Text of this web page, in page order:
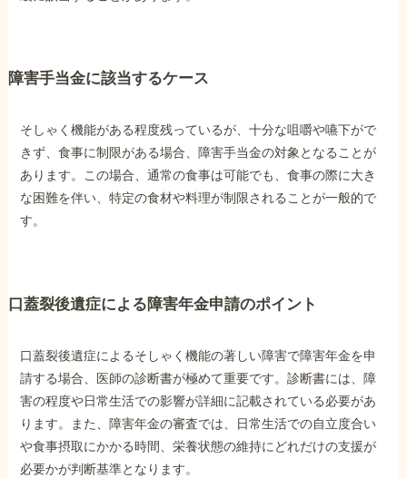
障害手当金に該当するケース
そしゃく機能がある程度残っているが、十分な咀嚼や嚥下がで
きず、食事に制限がある場合、障害手当金の対象となることが
あります。この場合、通常の食事は可能でも、食事の際に大き
な困難を伴い、特定の食材や料理が制限されることが一般的で
す。
口蓋裂後遺症による障害年金申請のポイント
口蓋裂後遺症によるそしゃく機能の著しい障害で障害年金を申
請する場合、医師の診断書が極めて重要です。診断書には、障
害の程度や日常生活での影響が詳細に記載されている必要があ
ります。また、障害年金の審査では、日常生活での自立度合い
や食事摂取にかかる時間、栄養状態の維持にどれだけの支援が
必要かが判断基準となります。